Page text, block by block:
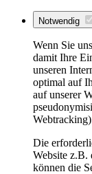
Notwendig
Wenn Sie
damit Ihre
unseren
optimal auf
auf unserer
Die
Website z.B.
können die